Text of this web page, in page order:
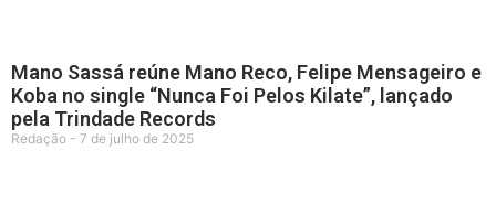
Mano Sassá reúne Mano Reco, Felipe Mensageiro e
Koba no single “Nunca Foi Pelos Kilate”, lançado
pela Trindade Records
Redação 7 de julho de 2025